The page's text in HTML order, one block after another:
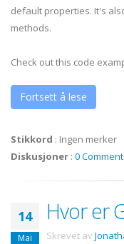
default properties. It's
methods.
Check out this code
Fortsett å lese
Stikkord : Ingen merker
Diskusjoner : 0
14
Mai
Hvor er
Skrevet av